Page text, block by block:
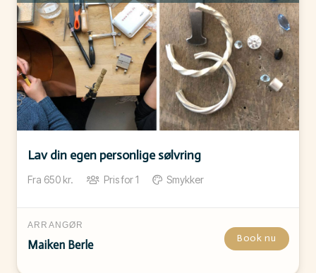
Lav din egen personlige sølvring
Fra 650 kr. Pris for1 Smykker
ARRANGØR
Maiken Berle Book nu